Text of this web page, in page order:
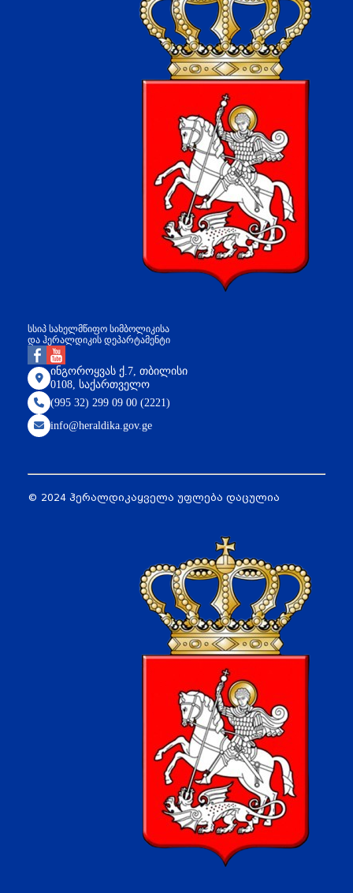
სსიპ სახელმწიფო სიმბოლიკისა
და ჰერალდიკის დეპარტამენტი
ინგოროყვას ქ.7, თბილისი
0108, საქართველო
(995 32) 299 09 00 (2221)
info@heraldika.gov.ge
© 2024 ჰერალდიკაყველა უფლება დაცულია